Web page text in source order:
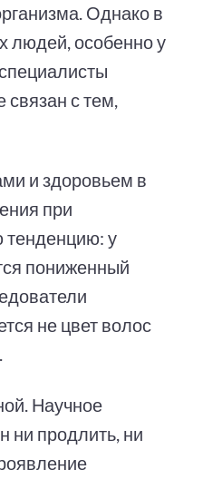
Однако в
людей, особенно у
с тем,
и здоровьем в
при
тенденцию: у
пониженный
не цвет волос
Научное
ни продлить, ни